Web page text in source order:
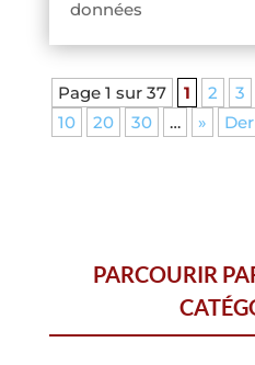
données
Page 1 sur 37 1 2 3
10
20 30 … »
PARCOURIR